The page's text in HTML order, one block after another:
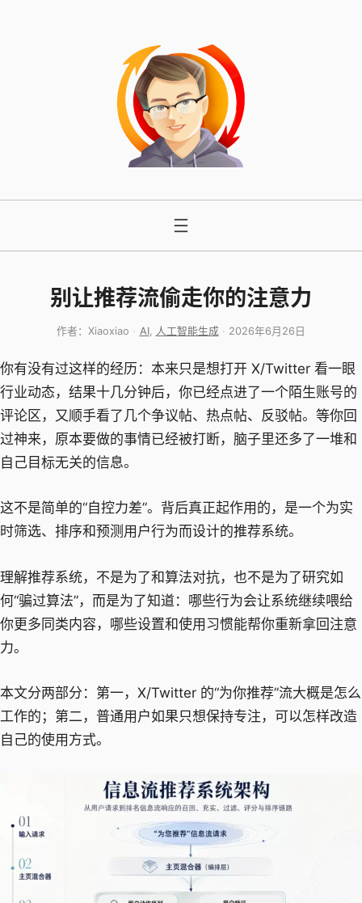
别让推荐流偷走你的注意力
作者： Xiaoxiao AI 人工智能生成 2026年6月26日
你有没有过这样的经历：本来只是想打开 X/Twitter 看一眼
行业动态，结果十几分钟后，你已经点进了一个陌生账号的
评论区，又顺手看了几个争议帖、热点帖、反驳帖。等你回
过神来，原本要做的事情已经被打断，脑子里还多了一堆和
自己目标无关的信息。
这不是简单的“自控力差”。背后真正起作用的，是一个为实
时筛选、排序和预测用户行为而设计的推荐系统。
理解推荐系统，不是为了和算法对抗，也不是为了研究如
何“骗过算法”，而是为了知道：哪些行为会让系统继续喂给
你更多同类内容，哪些设置和使用习惯能帮你重新拿回注意
力。
本文分两部分：第一，X/Twitter 的“为你推荐”流大概是怎么
工作的；第二，普通用户如果只想保持专注，可以怎样改造
自己的使用方式。